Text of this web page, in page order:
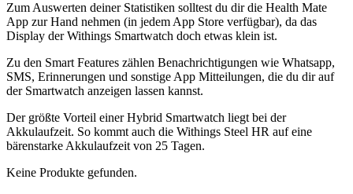
Zum Auswerten deiner Statistiken solltest du dir die Health Mate
App zur Hand nehmen (in jedem App Store verfügbar), da das
Display der Withings Smartwatch doch etwas klein ist.
Zu den Smart Features zählen Benachrichtigungen wie Whatsapp,
SMS, Erinnerungen und sonstige App Mitteilungen, die du dir auf
der Smartwatch anzeigen lassen kannst.
Der größte Vorteil einer Hybrid Smartwatch liegt bei der
Akkulaufzeit. So kommt auch die Withings Steel HR auf eine
bärenstarke Akkulaufzeit von 25 Tagen.
Keine Produkte gefunden.